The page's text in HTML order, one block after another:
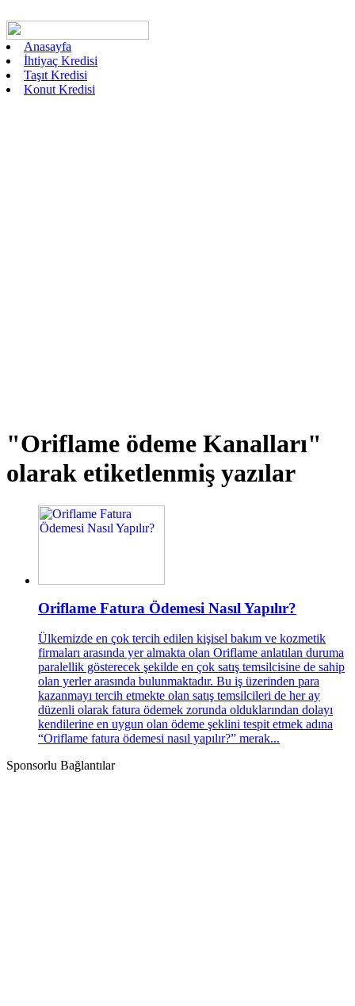
Anasayfa
İhtiyaç Kredisi
Taşıt Kredisi
Konut Kredisi
"Oriflame ödeme Kanalları"
olarak etiketlenmiş yazılar
Oriflame Fatura Ödemesi Nasıl Yapılır?
Ülkemizde en çok tercih edilen kişisel bakım ve kozmetik
firmaları arasında yer almakta olan Oriflame anlatılan duruma
paralellik gösterecek şekilde en çok satış temsilcisine de sahip
olan yerler arasında bulunmaktadır. Bu iş üzerinden para
kazanmayı tercih etmekte olan satış temsilcileri de her ay
düzenli olarak fatura ödemek zorunda olduklarından dolayı
kendilerine en uygun olan ödeme şeklini tespit etmek adına
“Oriflame fatura ödemesi nasıl yapılır?” merak...
Sponsorlu Bağlantılar